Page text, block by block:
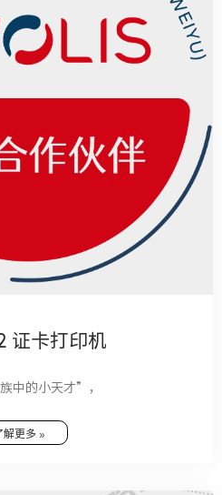
证卡打印机
中的小天才”，
解更多 »